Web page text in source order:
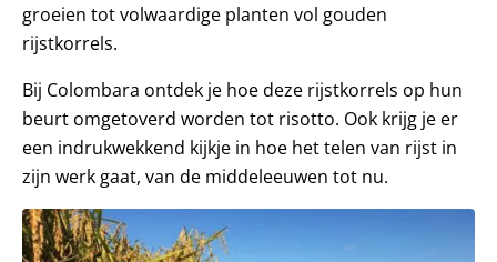
groeien tot volwaardige planten vol gouden
rijstkorrels.
Bij Colombara ontdek je hoe deze rijstkorrels op hun
beurt omgetoverd worden tot risotto. Ook krijg je er
een indrukwekkend kijkje in hoe het telen van rijst in
zijn werk gaat, van de middeleeuwen tot nu.